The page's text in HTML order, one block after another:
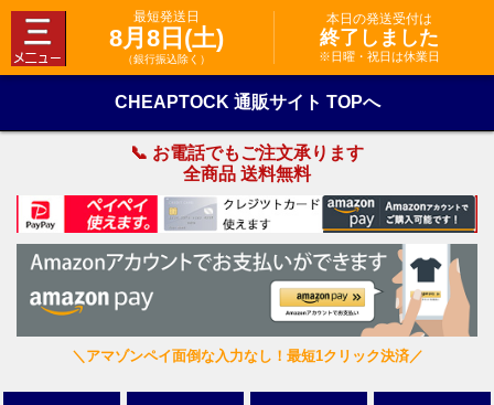
最短発送日
8月8日(土)
（銀行振込除く）
本日の発送受付は
終了しました
※日曜・祝日は休業日
CHEAPTOCK 通販サイト TOPへ
📞 お電話でもご注文承ります
全商品 送料無料
＼アマゾンペイ面倒な入力なし！最短1クリック決済／